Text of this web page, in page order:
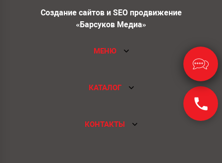
Создание сайтов и SEO продвижение
«Барсуков Медиа»
МЕНЮ
КАТАЛОГ
КОНТАКТЫ